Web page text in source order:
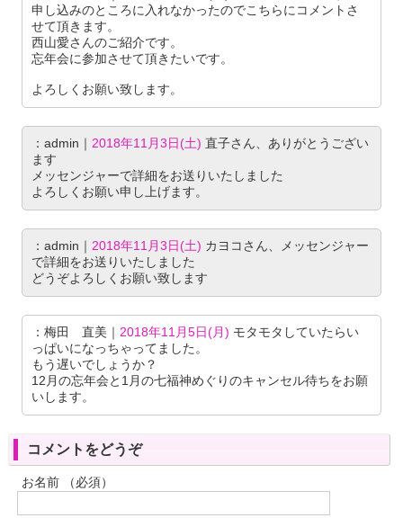
申し込みのところに入れなかったのでこちらにコメントさ
せて頂きます。
西山愛さんのご紹介です。
忘年会に参加させて頂きたいです。
よろしくお願い致します。
：admin｜ 2018年11月3日(土) 直子さん、ありがとうござい
ます
メッセンジャーで詳細をお送りいたしました
よろしくお願い申し上げます。
：admin｜ 2018年11月3日(土) カヨコさん、メッセンジャー
で詳細をお送りいたしました
どうぞよろしくお願い致します
：梅田 直美｜ 2018年11月5日(月) モタモタしていたらい
っぱいになっちゃってました。
もう遅いでしょうか？
12月の忘年会と1月の七福神めぐりのキャンセル待ちをお願
いします。
コメントをどうぞ
お名前 （必須）